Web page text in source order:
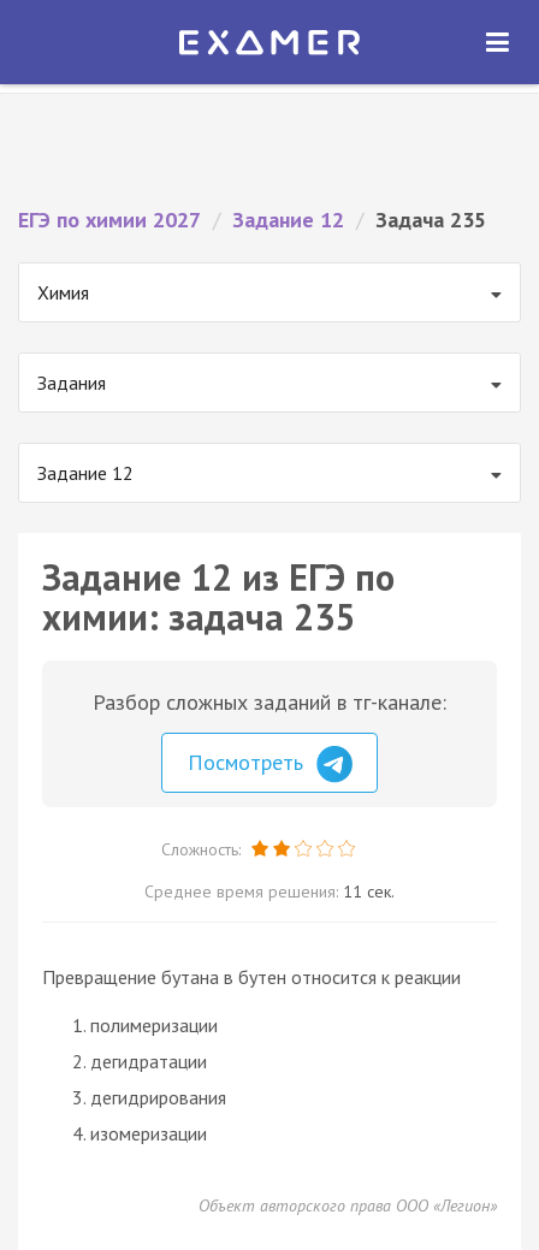
Экзамер — ЕГЭ 2027
ОТКРЫТЬ
ЕГЭ по химии 2027 / Задание 12 / Задача 235
Химия
Задания
Задание 12
Задание 12 из ЕГЭ по
химии: задача 235
Разбор сложных заданий в тг-канале:
Посмотреть
Сложность:
Среднее время решения: 11 сек.
Превращение бутана в бутен относится к реакции
полимеризации
дегидратации
дегидрирования
изомеризации
Объект авторского права ООО «Легион»